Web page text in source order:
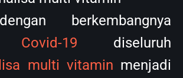
berkembangnya
Covid-19 diseluruh
multi vitamin menjadi